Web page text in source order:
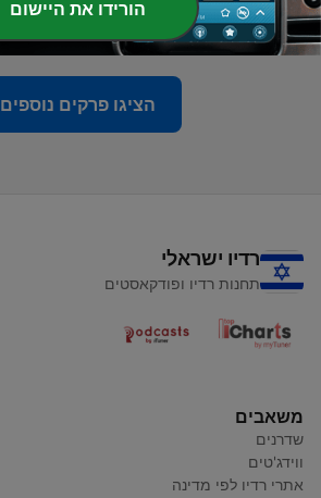
הציגו פרקים נוספים
רדיו ישראלי
תחנות רדיו ופודקאסטים
משאבים
שדרנים
ווידג'טים
אתרי רדיו לפי מדינה
הורידו את היישום